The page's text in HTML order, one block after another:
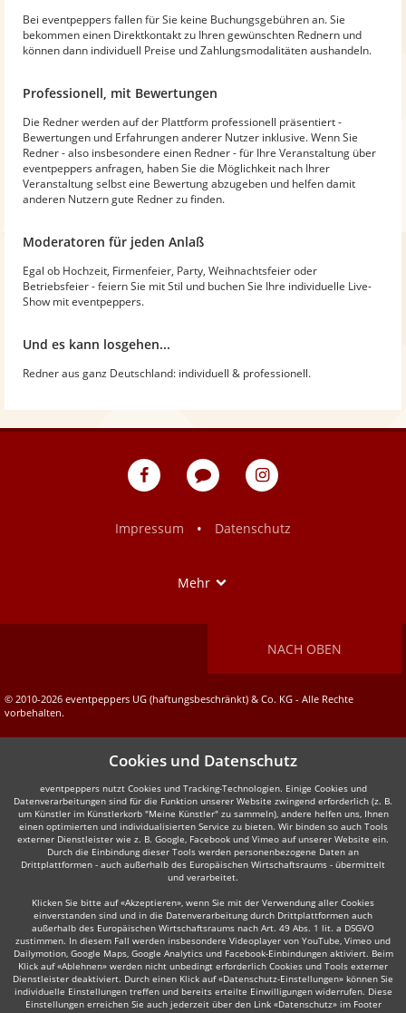
Bei eventpeppers fallen für Sie keine Buchungsgebühren an. Sie
bekommen einen Direktkontakt zu Ihren gewünschten Rednern und
können dann individuell Preise und Zahlungsmodalitäten aushandeln.
Professionell, mit Bewertungen
Die Redner werden auf der Plattform professionell präsentiert -
Bewertungen und Erfahrungen anderer Nutzer inklusive. Wenn Sie
Redner - also insbesondere einen Redner - für Ihre Veranstaltung über
eventpeppers anfragen, haben Sie die Möglichkeit nach Ihrer
Veranstaltung selbst eine Bewertung abzugeben und helfen damit
anderen Nutzern gute Redner zu finden.
Moderatoren für jeden Anlaß
Egal ob Hochzeit, Firmenfeier, Party, Weihnachtsfeier oder
Betriebsfeier - feiern Sie mit Stil und buchen Sie Ihre individuelle Live-
Show mit eventpeppers.
Und es kann losgehen...
Redner aus ganz Deutschland: individuell & professionell.
eventpeppers
Blog
eventpeppers
Impressum
• Datenschutz
Mehr
NACH OBEN
© 2010-2026 eventpeppers UG (haftungsbeschränkt) & Co. KG - Alle Rechte
vorbehalten.
Cookies und Datenschutz
eventpeppers nutzt Cookies und Tracking-Technologien. Einige Cookies und
Datenverarbeitungen sind für die Funktion unserer Website zwingend erforderlich (z. B.
um Künstler im Künstlerkorb "Meine Künstler" zu sammeln), andere helfen uns, Ihnen
einen optimierten und individualisierten Service zu bieten. Wir binden so auch Tools
externer Dienstleister wie z. B. Google, Facebook und Vimeo auf unserer Website ein.
Durch die Einbindung dieser Tools werden personenbezogene Daten an
Drittplattformen - auch außerhalb des Europäischen Wirtschaftsraums - übermittelt
und verarbeitet.
Klicken Sie bitte auf «Akzeptieren», wenn Sie mit der Verwendung aller Cookies
einverstanden sind und in die Datenverarbeitung durch Drittplattformen auch
außerhalb des Europäischen Wirtschaftsraums nach Art. 49 Abs. 1 lit. a DSGVO
zustimmen. In diesem Fall werden insbesondere Videoplayer von YouTube, Vimeo und
Dailymotion, Google Maps, Google Analytics und Facebook-Einbindungen aktiviert. Beim
Klick auf «Ablehnen» werden nicht unbedingt erforderlich Cookies und Tools externer
Dienstleister deaktiviert. Durch einen Klick auf «Datenschutz-Einstellungen» können Sie
individuelle Einstellungen treffen und bereits erteilte Einwilligungen widerrufen. Diese
Einstellungen erreichen Sie auch jederzeit über den Link «Datenschutz» im Footer